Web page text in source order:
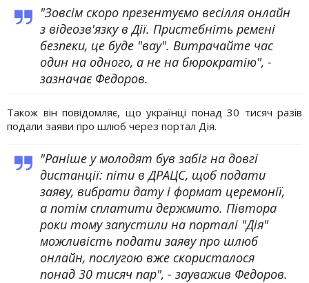
"Зовсім скоро презентуємо весілля онлайн
з відеозв'язку в Дії. Пристебніть ремені
безпеки, це буде "вау". Витрачайте час
один на одного, а не на бюрократію", -
зазначає Федоров.
Також він повідомляє, що українці понад 30 тисяч разів
подали заяви про шлюб через портал Дія.
"Раніше у молодят був забіг на довгі
дистанції: піти в ДРАЦС, щоб подати
заяву, вибрати дату і формат церемонії,
а потім сплатити держмито. Півтора
роки тому запустили на порталі "Дія"
можливість подати заяву про шлюб
онлайн, послугою вже скористалося
понад 30 тисяч пар", - зауважив Федоров.